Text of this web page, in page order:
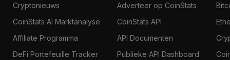
Cryptonieuws
CoinStats AI Marktanalyse
Affiliate Programma
DeFi Portefeuille Tracker
Adverteer op CoinStats
CoinStats API
API Documenten
Publieke API Dashboard